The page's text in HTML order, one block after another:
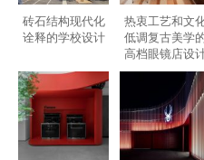
砖石结构现代化
诠释的学校设计
热衷工艺和文
低调复古美学
高档眼镜店设